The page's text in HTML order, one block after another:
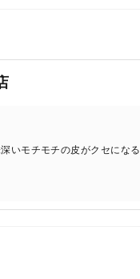
いモチモチの皮がクセになる